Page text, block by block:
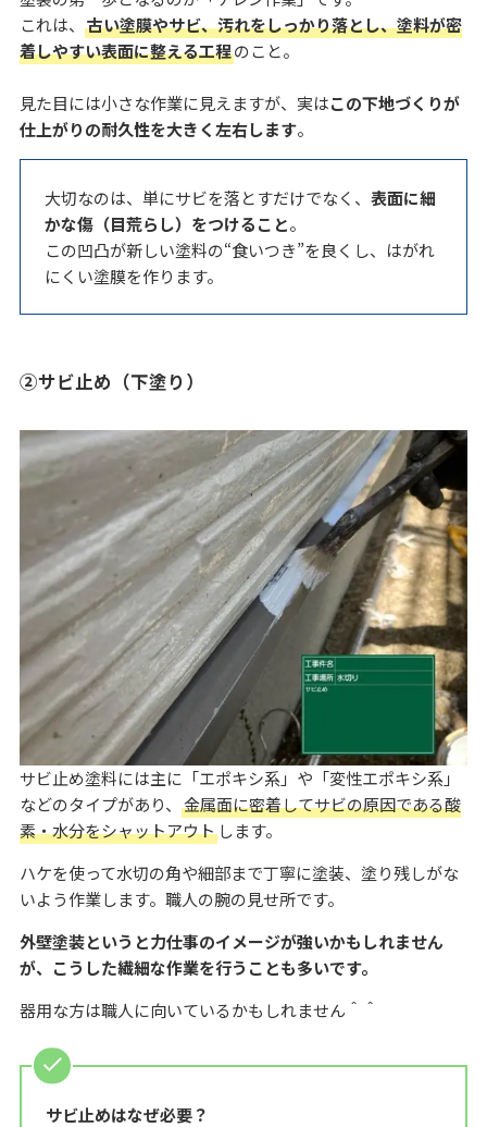
これは、 古い塗膜やサビ、汚れをしっかり落とし、塗料が密
着しやすい表面に整える工程のこと。
見た目には小さな作業に見えますが、実はこの下地づくりが
仕上がりの耐久性を大きく左右します。
大切なのは、単にサビを落とすだけでなく、表面に細
かな傷（目荒らし）をつけること。
この凹凸が新しい塗料の“食いつき”を良くし、はがれ
にくい塗膜を作ります。
②サビ止め（下塗り）
サビ止め塗料には主に「エポキシ系」や「変性エポキシ系」
などのタイプがあり、 金属面に密着してサビの原因である酸
素・水分をシャットアウトします。
ハケを使って水切の角や細部まで丁寧に塗装、塗り残しがな
いよう作業します。職人の腕の見せ所です。
外壁塗装というと力仕事のイメージが強いかもしれません
が、こうした繊細な作業を行うことも多いです。
器用な方は職人に向いているかもしれません＾＾
サビ止めはなぜ必要？